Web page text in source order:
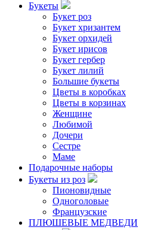
Букеты
Букет роз
Букет хризантем
Букет орхидей
Букет ирисов
Букет гербер
Букет лилий
Большие букеты
Цветы в коробках
Цветы в корзинах
Женщине
Любимой
Дочери
Сестре
Маме
Подарочные наборы
Букеты из роз
Пионовидные
Одноголовые
Французские
ПЛЮШЕВЫЕ МЕДВЕДИ